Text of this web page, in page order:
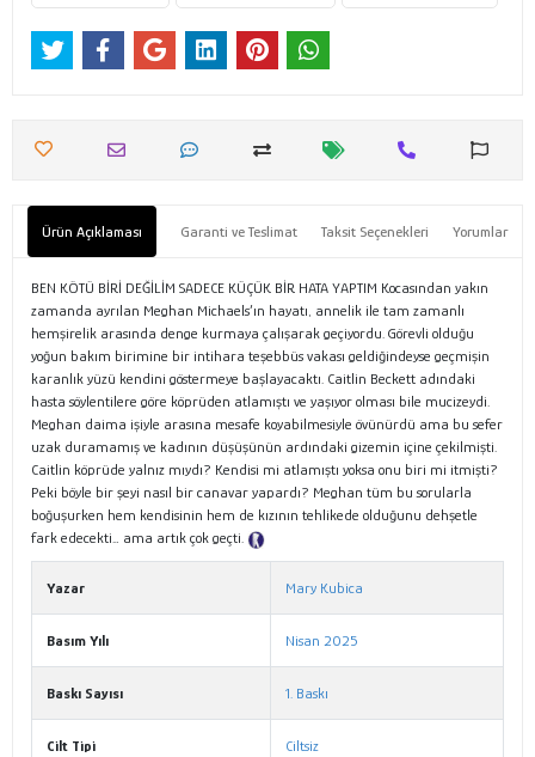
Ürün Açıklaması Garanti ve Teslimat Taksit Seçenekleri Yorumlar
BEN KÖTÜ BİRİ DEĞİLİM SADECE KÜÇÜK BİR HATA YAPTIM Kocasından yakın
zamanda ayrılan Meghan Michaels’ın hayatı, annelik ile tam zamanlı
hemşirelik arasında denge kurmaya çalışarak geçiyordu. Görevli olduğu
yoğun bakım birimine bir intihara teşebbüs vakası geldiğindeyse geçmişin
karanlık yüzü kendini göstermeye başlayacaktı. Caitlin Beckett adındaki
hasta söylentilere göre köprüden atlamıştı ve yaşıyor olması bile mucizeydi.
Meghan daima işiyle arasına mesafe koyabilmesiyle övünürdü ama bu sefer
uzak duramamış ve kadının düşüşünün ardındaki gizemin içine çekilmişti.
Caitlin köprüde yalnız mıydı? Kendisi mi atlamıştı yoksa onu biri mi itmişti?
Peki böyle bir şeyi nasıl bir canavar yapardı? Meghan tüm bu sorularla
boğuşurken hem kendisinin hem de kızının tehlikede olduğunu dehşetle
fark edecekti… ama artık çok geçti.
Yazar Mary Kubica
Basım Yılı Nisan 2025
Baskı Sayısı 1. Baskı
Cilt Tipi Ciltsiz